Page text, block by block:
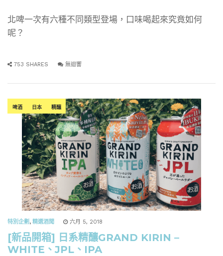
北啤一次有六種不同類型登場，口味喝起來究竟如何
呢？
753 SHARES 無迴響
啤酒 日本 精釀
特別企劃 , 精選酒聞 六月 5, 2018
[新品開箱] 日系精釀GRAND KIRIN –
WHITE、JPL、IPA